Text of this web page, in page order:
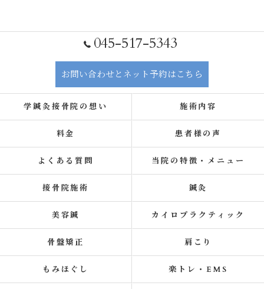
045-517-5343
お問い合わせとネット予約はこちら
学鍼灸接骨院の想い 施術内容
料金 患者様の声
よくある質問 当院の特徴・メニュー
接骨院施術 鍼灸
美容鍼 カイロプラクティック
骨盤矯正 肩こり
もみほぐし 楽トレ・EMS